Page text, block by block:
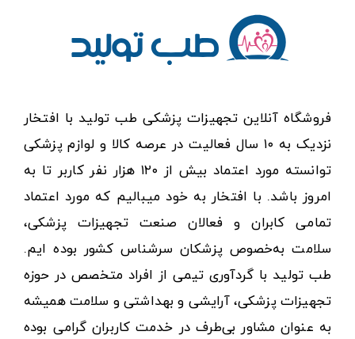
فروشگاه آنلاین تجهیزات پزشکی طب تولید با افتخار
نزدیک به ۱۰ سال فعالیت در عرصه کالا و لوازم پزشکی
توانسته مورد اعتماد بیش از ۱۲۰ هزار نفر کاربر تا به
امروز باشد. با افتخار به خود میبالیم که مورد اعتماد
تمامی کابران و فعالان صنعت تجهیزات پزشکی،
سلامت به‌خصوص پزشکان سرشناس کشور بوده ایم.
طب تولید با گردآوری تیمی از افراد متخصص در حوزه
تجهیزات پزشکی، آرایشی و بهداشتی و سلامت همیشه
به عنوان مشاور بی‌طرف در خدمت کاربران گرامی بوده